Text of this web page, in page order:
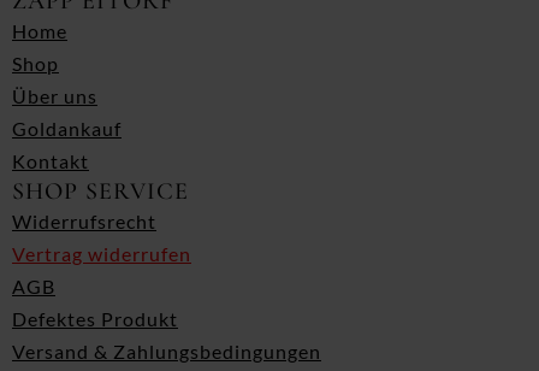
Home
Shop
Über uns
Goldankauf
Kontakt
SHOP SERVICE
Widerrufsrecht
Vertrag widerrufen
AGB
Defektes Produkt
Versand & Zahlungsbedingungen